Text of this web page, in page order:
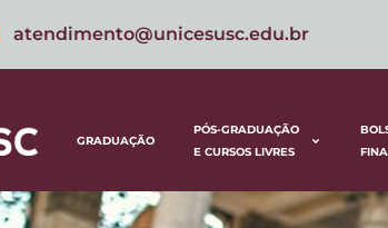
atendimento@unicesusc.edu.br
GRADUAÇÃO
PÓS-GRADUAÇÃO
E CURSOS LIVRES